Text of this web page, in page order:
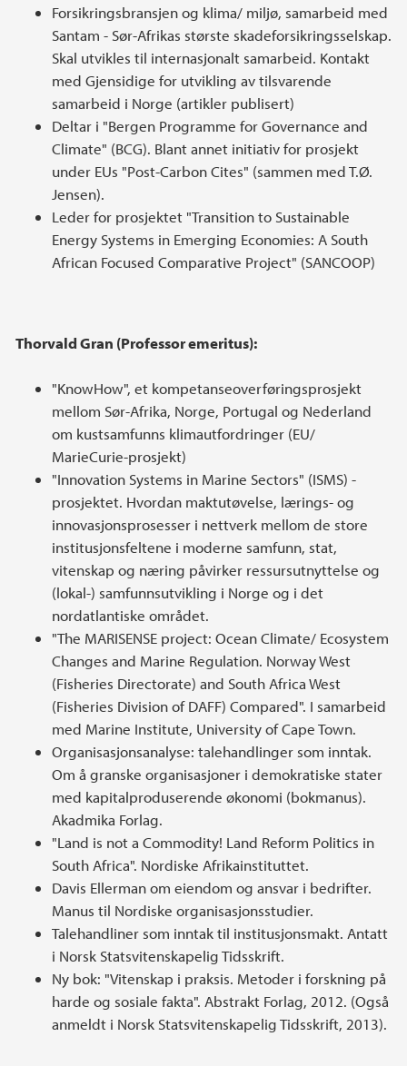
Forsikringsbransjen og klima/ miljø, samarbeid med
Santam - Sør-Afrikas største skadeforsikringsselskap.
Skal utvikles til internasjonalt samarbeid. Kontakt
med Gjensidige for utvikling av tilsvarende
samarbeid i Norge (artikler publisert)
Deltar i "Bergen Programme for Governance and
Climate" (BCG). Blant annet initiativ for prosjekt
under EUs "Post-Carbon Cites" (sammen med T.Ø.
Jensen).
Leder for prosjektet "Transition to Sustainable
Energy Systems in Emerging Economies: A South
African Focused Comparative Project" (SANCOOP)
Thorvald Gran (Professor emeritus):
"KnowHow", et kompetanseoverføringsprosjekt
mellom Sør-Afrika, Norge, Portugal og Nederland
om kustsamfunns klimautfordringer (EU/
MarieCurie-prosjekt)
"Innovation Systems in Marine Sectors" (ISMS) -
prosjektet. Hvordan maktutøvelse, lærings- og
innovasjonsprosesser i nettverk mellom de store
institusjonsfeltene i moderne samfunn, stat,
vitenskap og næring påvirker ressursutnyttelse og
(lokal-) samfunnsutvikling i Norge og i det
nordatlantiske området.
"The MARISENSE project: Ocean Climate/ Ecosystem
Changes and Marine Regulation. Norway West
(Fisheries Directorate) and South Africa West
(Fisheries Division of DAFF) Compared". I samarbeid
med Marine Institute, University of Cape Town.
Organisasjonsanalyse: talehandlinger som inntak.
Om å granske organisasjoner i demokratiske stater
med kapitalproduserende økonomi (bokmanus).
Akadmika Forlag.
"Land is not a Commodity! Land Reform Politics in
South Africa". Nordiske Afrikainstituttet.
Davis Ellerman om eiendom og ansvar i bedrifter.
Manus til Nordiske organisasjonsstudier.
Talehandliner som inntak til institusjonsmakt. Antatt
i Norsk Statsvitenskapelig Tidsskrift.
Ny bok: "Vitenskap i praksis. Metoder i forskning på
harde og sosiale fakta". Abstrakt Forlag, 2012. (Også
anmeldt i Norsk Statsvitenskapelig Tidsskrift, 2013).